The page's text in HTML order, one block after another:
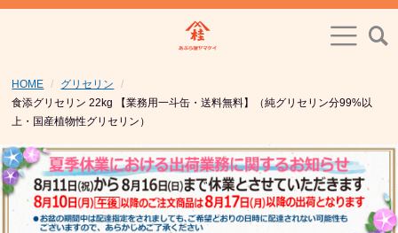
HOME
グリセリン
食添グリセリン 22kg 【業務用一斗缶・送料無料】（純グリセリン分99%以
上・国産植物性グリセリン）